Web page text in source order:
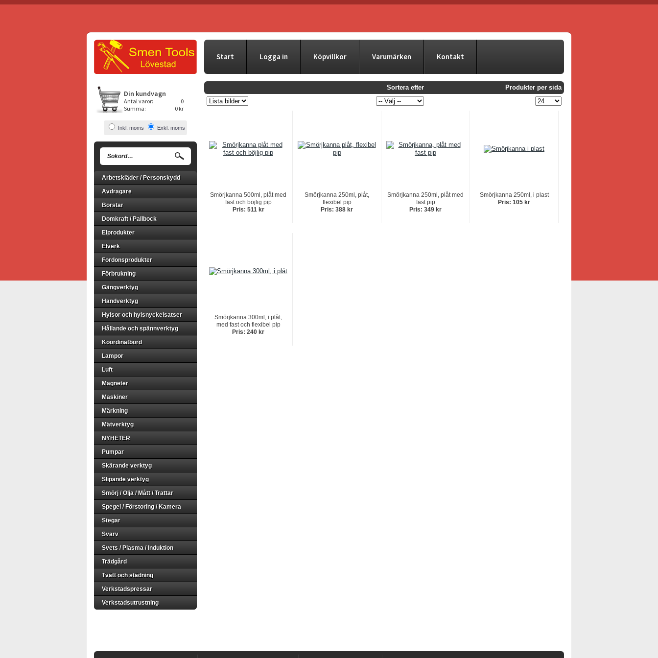
Start Logga in Köpvillkor Varumärken Kontakt
Din kundvagn
Antal varor:
0
Summa:
0 kr
Inkl. moms Exkl. moms
Arbetskläder / Personskydd
Avdragare
Borstar
Domkraft / Pallbock
Elprodukter
Elverk
Fordonsprodukter
Förbrukning
Gängverktyg
Handverktyg
Hylsor och hylsnyckelsatser
Hållande och spännverktyg
Koordinatbord
Lampor
Luft
Magneter
Maskiner
Märkning
Mätverktyg
NYHETER
Pumpar
Skärande verktyg
Slipande verktyg
Smörj / Olja / Mått / Trattar
Spegel / Förstoring / Kamera
Stegar
Svarv
Svets / Plasma / Induktion
Trädgård
Tvätt och städning
Verkstadspressar
Verkstadsutrustning
Sortera efter Produkter per sida
Smörjkanna 500ml, plåt med
fast och böjlig pip
Pris: 511 kr
Smörjkanna 250ml, plåt,
flexibel pip
Pris: 388 kr
Smörjkanna 250ml, plåt med
fast pip
Pris: 349 kr
Smörjkanna 250ml, i plast
Pris: 105 kr
Smörjkanna 300ml, i plåt,
med fast och flexibel pip
Pris: 240 kr